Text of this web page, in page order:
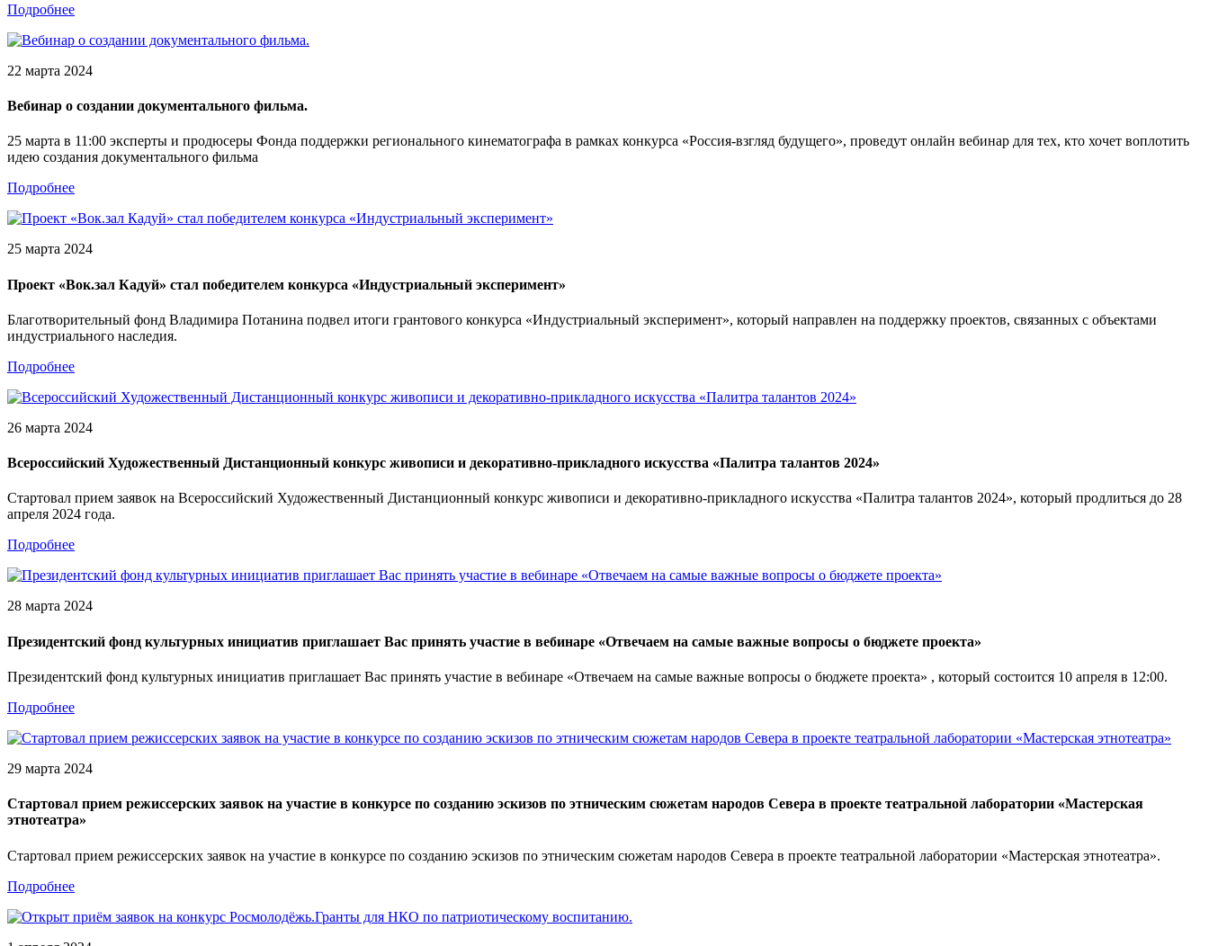
Подробнее
22 марта 2024
Вебинар о создании документального фильма.
25 марта в 11:00 эксперты и продюсеры Фонда поддержки регионального кинематографа в рамках конкурса «Россия-взгляд будущего», проведут онлайн вебинар для тех, кто хочет воплотить
идею создания документального фильма
Подробнее
25 марта 2024
Проект «Вок.зал Кадуй» стал победителем конкурса «Индустриальный эксперимент»
Благотворительный фонд Владимира Потанина подвел итоги грантового конкурса «Индустриальный эксперимент», который направлен на поддержку проектов, связанных с объектами
индустриального наследия.
Подробнее
26 марта 2024
Всероссийский Художественный Дистанционный конкурс живописи и декоративно-прикладного искусства «Палитра талантов 2024»
Стартовал прием заявок на Всероссийский Художественный Дистанционный конкурс живописи и декоративно-прикладного искусства «Палитра талантов 2024», который продлиться до 28
апреля 2024 года.
Подробнее
28 марта 2024
Президентский фонд культурных инициатив приглашает Вас принять участие в вебинаре «Отвечаем на самые важные вопросы о бюджете проекта»
Президентский фонд культурных инициатив приглашает Вас принять участие в вебинаре «Отвечаем на самые важные вопросы о бюджете проекта» , который состоится 10 апреля в 12:00.
Подробнее
29 марта 2024
Стартовал прием режиссерских заявок на участие в конкурсе по созданию эскизов по этническим сюжетам народов Севера в проекте театральной лаборатории «Мастерская
этнотеатра»
Стартовал прием режиссерских заявок на участие в конкурсе по созданию эскизов по этническим сюжетам народов Севера в проекте театральной лаборатории «Мастерская этнотеатра».
Подробнее